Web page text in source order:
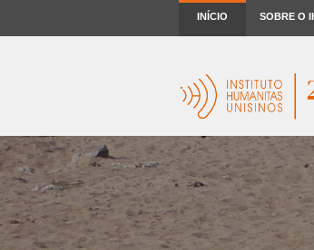
INÍCIO SOBRE O